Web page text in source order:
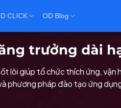
CLICK OD Blog
trưởng dài
lõi giúp tổ chức thích ứng, vận
phương pháp đào tạo ứng